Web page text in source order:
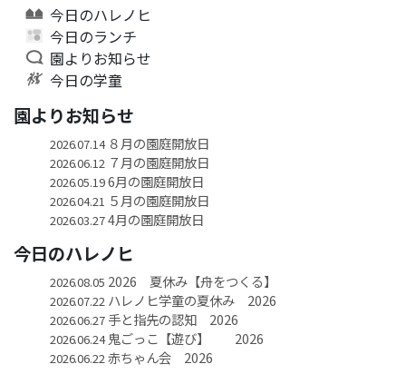
今日のハレノヒ
今日のランチ
園よりお知らせ
今日の学童
園よりお知らせ
2026.07.14８月の園庭開放日
2026.06.12７月の園庭開放日
2026.05.196月の園庭開放日
2026.04.21 ５月の園庭開放日
2026.03.274月の園庭開放日
今日のハレノヒ
2026.08.05 2026 夏休み【舟をつくる】
2026.07.22ハレノヒ学童の夏休み 2026
2026.06.27手と指先の認知 2026
2026.06.24鬼ごっこ【遊び】 2026
2026.06.22赤ちゃん会 2026